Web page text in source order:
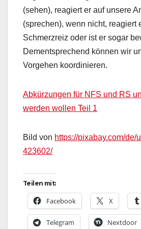
(sehen), reagiert er auf unsere
(sprechen), wenn nicht, reagiert
Schmerzreiz oder ist er sogar
Dementsprechend können wir
Vorgehen koordinieren.
Abkürzungen für NFS und RS
werden wollen Teil 1
Bild von https://pixabay.com/de/
423602/
Teilen mit:
Facebook X
Telegram Nextdoor